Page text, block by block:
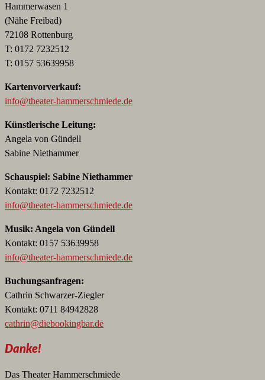
Hammerwasen 1
(Nähe Freibad)
72108 Rottenburg
T: 0172 7232512
T: 0157 53639958
Kartenvorverkauf:
info@theater-hammerschmiede.de
Künstlerische Leitung:
Angela von Gündell
Sabine Niethammer
Schauspiel: Sabine Niethammer
Kontakt: 0172 7232512
info@theater-hammerschmiede.de
Musik: Angela von Gündell
Kontakt: 0157 53639958
info@theater-hammerschmiede.de
Buchungsanfragen:
Cathrin Schwarzer-Ziegler
Kontakt: 0711 84942828
cathrin@diebookingbar.de
Danke!
Das Theater Hammerschmiede